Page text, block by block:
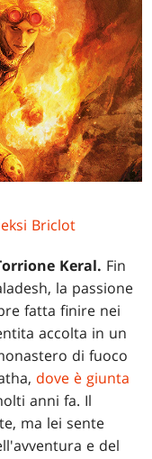
Briclot
Keral. Fin
la passione
fatta finire nei
accolta in un
di fuoco
dove è giunta
anni fa. Il
ma lei sente
e del